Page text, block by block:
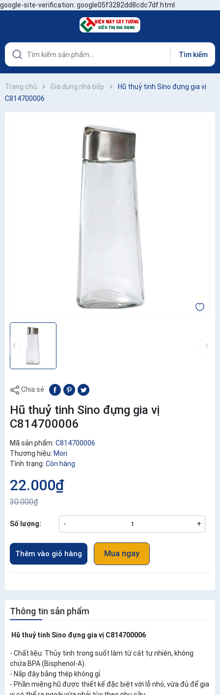
google-site-verification: google05f3282dd8cdc7df.html
Tìm kiếm
Trang chủ Gia dụng nhà bếp
Hũ thuỷ tinh Sino đựng gia vị
C814700006
Chia sẻ
Hũ thuỷ tinh Sino đựng gia vị
C814700006
Mã sản phẩm: C814700006
Thương hiệu: Mori
Tình trạng: Còn hàng
22.000₫
30.000₫
Số lượng: - +
Thêm vào giỏ hàng Mua ngay
Thông tin sản phẩm
Hũ thuỷ tinh Sino đựng gia vị C814700006
- Chất liệu: Thủy tinh trong suốt làm từ cát tự nhiên, không
chứa BPA (Bisphenol-A).
- Nắp đậy bằng thép không gỉ.
- Phần miệng hũ được thiết kế đặc biệt với lỗ nhỏ, vừa đủ để gia